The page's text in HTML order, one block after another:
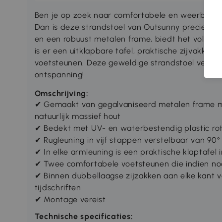
Ben je op zoek naar comfortabele en
Dan is deze strandstoel van Outsunny precies
en een robuust metalen frame, biedt het
is er een uitklapbare tafel, praktische zijvakken
voetsteunen. Deze geweldige strandstoel
ontspanning!
Omschrijving:
✔ Gemaakt van gegalvaniseerd metalen frame
natuurlijk massief hout
✔ Bedekt met UV- en waterbestendig plastic
✔ Rugleuning in vijf stappen verstelbaar van 90°
✔ In elke armleuning is een praktische klaptafel
✔ Twee comfortabele voetsteunen die indien
✔ Binnen dubbellaagse zijzakken aan elke kant
tijdschriften
✔ Montage vereist
Technische specificaties: